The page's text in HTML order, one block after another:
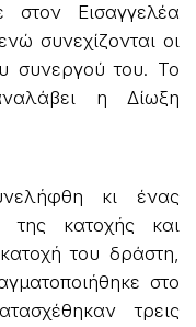
στον Εισαγγελέα
συνεχίζονται οι
συνεργού του. Το
η Δίωξη
κι ένας
της κατοχής και
του δράστη,
στο
τρεις